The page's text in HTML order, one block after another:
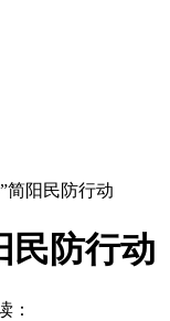
简阳民防行动
民防行动
：